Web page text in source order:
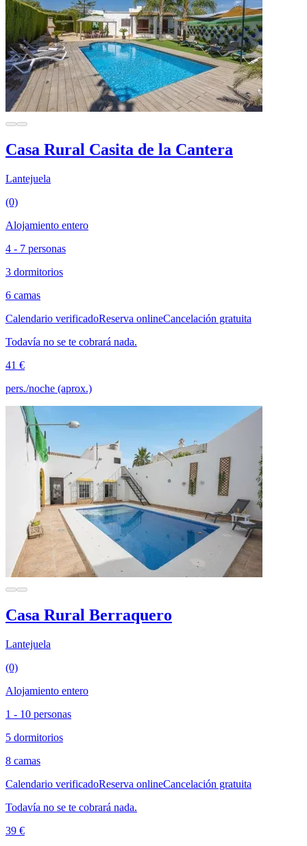
Casa Rural Casita de la Cantera
Lantejuela
(0)
Alojamiento entero
4 - 7 personas
3 dormitorios
6 camas
Calendario verificadoReserva onlineCancelación gratuita
Todavía no se te cobrará nada.
41 €
pers./noche (aprox.)
Casa Rural Berraquero
Lantejuela
(0)
Alojamiento entero
1 - 10 personas
5 dormitorios
8 camas
Calendario verificadoReserva onlineCancelación gratuita
Todavía no se te cobrará nada.
39 €